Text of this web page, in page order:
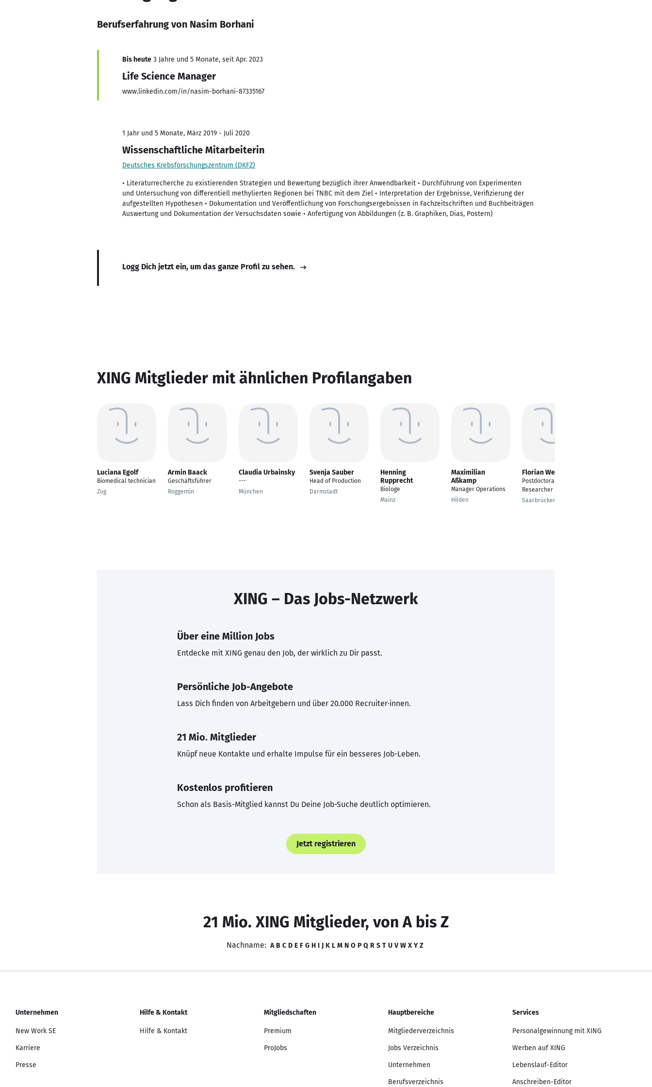
Berufserfahrung von Nasim Borhani
Bis heute 3 Jahre und 5 Monate, seit Apr. 2023
Life Science Manager
www.linkedin.com/in/nasim-borhani-87335167
1 Jahr und 5 Monate, März 2019 - Juli 2020
Wissenschaftliche Mitarbeiterin
Deutsches Krebsforschungszentrum (DKFZ)
• Literaturrecherche zu existierenden Strategien und Bewertung bezüglich ihrer Anwendbarkeit • Durchführung von Experimenten
und Untersuchung von differentiell methylierten Regionen bei TNBC mit dem Ziel • Interpretation der Ergebnisse, Verifizierung der
aufgestellten Hypothesen • Dokumentation und Veröffentlichung von Forschungsergebnissen in Fachzeitschriften und Buchbeiträgen
Auswertung und Dokumentation der Versuchsdaten sowie • Anfertigung von Abbildungen (z. B. Graphiken, Dias, Postern)
Logg Dich jetzt ein, um das ganze Profil zu sehen.
XING Mitglieder mit ähnlichen Profilangaben
Luciana Egolf
Biomedical technician
Zug
Armin Baack
Geschäftsführer
Roggentin
Claudia Urbainsky
---
München
Svenja Sauber
Head of Production
Darmstadt
Henning
Rupprecht
Biologe
Mainz
Maximilian
Aßkamp
Manager Operations
Hilden
Florian Weinberg
Postdoctoral
Researcher
Saarbrücken
XING – Das Jobs-Netzwerk
Über eine Million Jobs
Entdecke mit XING genau den Job, der wirklich zu Dir passt.
Persönliche Job-Angebote
Lass Dich finden von Arbeitgebern und über 20.000 Recruiter·innen.
21 Mio. Mitglieder
Knüpf neue Kontakte und erhalte Impulse für ein besseres Job-Leben.
Kostenlos profitieren
Schon als Basis-Mitglied kannst Du Deine Job-Suche deutlich optimieren.
Jetzt registrieren
21 Mio. XING Mitglieder, von A bis Z
Nachname: A B C D E F G H I J K L M N O P Q R S T U V W X Y Z
Unternehmen
New Work SE
Karriere
Presse
Hilfe & Kontakt
Hilfe & Kontakt
Mitgliedschaften
Premium
ProJobs
Hauptbereiche
Mitgliederverzeichnis
Jobs Verzeichnis
Unternehmen
Berufsverzeichnis
Services
Personalgewinnung mit XING
Werben auf XING
Lebenslauf-Editor
Anschreiben-Editor